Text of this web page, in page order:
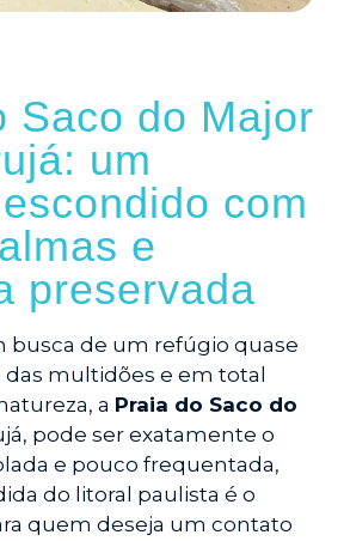
Saco do Major
um
com
e
preservada
busca de um refúgio quase
multidões e em total
a Praia do Saco do
pode ser exatamente o
e pouco frequentada,
do litoral paulista é o
quem deseja um contato